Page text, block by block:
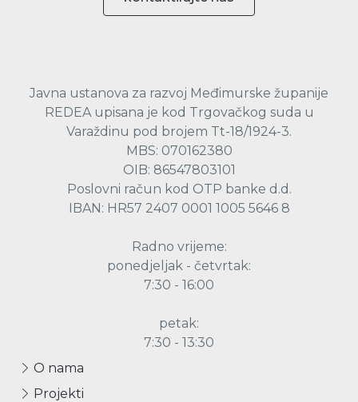
Javna ustanova za razvoj Međimurske županije
REDEA upisana je kod Trgovačkog suda u
Varaždinu pod brojem Tt-18/1924-3.
MBS: 070162380
OIB: 86547803101
Poslovni račun kod OTP banke d.d.
IBAN: HR57 2407 0001 1005 5646 8
Radno vrijeme:
ponedjeljak - četvrtak:
7:30 - 16:00
petak:
7:30 - 13:30
O nama
Projekti